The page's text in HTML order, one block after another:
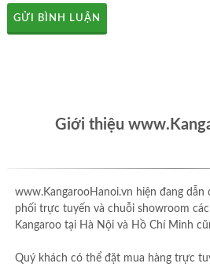
GỬI BÌNH LUẬN
Giới thiệu
www.KangarooHanoi.vn hiện đang
phối trực tuyến và chuỗi showroom
Kangaroo tại Hà Nội và Hồ Chí Minh
Quý khách có thể đặt mua hàng trực